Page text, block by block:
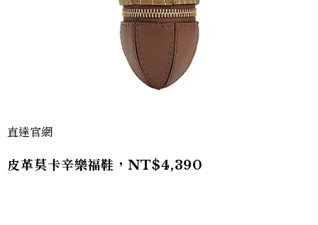
直達官網
皮革莫卡辛樂福鞋，NT$4,390